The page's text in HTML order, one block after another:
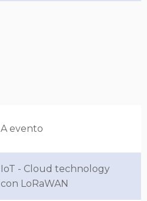
A evento
IoT - Cloud technology
con LoRaWAN